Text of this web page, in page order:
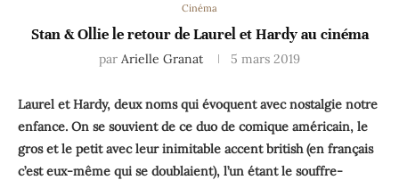
Cinéma
Stan & Ollie le retour de Laurel et Hardy au cinéma
par Arielle Granat 5 mars 2019
Laurel et Hardy, deux noms qui évoquent avec nostalgie notre
enfance. On se souvient de ce duo de comique américain, le
gros et le petit avec leur inimitable accent british (en français
c’est eux-même qui se doublaient), l’un étant le souffre-